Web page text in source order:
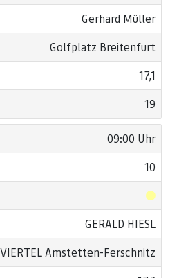
Gerhard Müller
Golfplatz Breitenfurt
17,1
19
09:00 Uhr
10
GERALD HIESL
Amstetten-Ferschnitz